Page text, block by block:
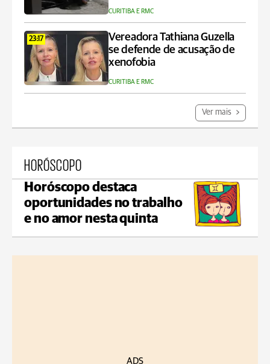
CURITIBA E RMC
23:17
Vereadora Tathiana Guzella
se defende de acusação de
xenofobia
CURITIBA E RMC
Ver mais
HORÓSCOPO
Horóscopo destaca
oportunidades no trabalho
e no amor nesta quinta
ADS